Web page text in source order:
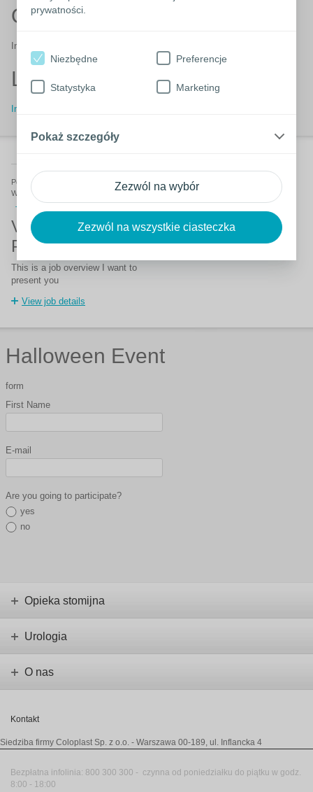
prywatności.
Zezwól na wybór
Zezwól na wszystkie ciasteczka
Niezbędne Preferencje
Statystyka Marketing
Pokaż szczegóły
Overskrift
Indhold
Lorem ipsum
Indhold
Poland, Szczecin
Wysłano
Termin składania aplikacji
Very Important
Position
This is a job overview I want to
present you
View job details
Halloween Special
Halloween Event
form
First Name
E-mail
Are you going to participate?
yes
no
Opieka stomijna
Urologia
O nas
Kontakt
Siedziba firmy Coloplast Sp. z o.o. - Warszawa 00-189, ul. Inflancka 4
Bezpłatna infolinia: 800 300 300 - czynna od poniedziałku do piątku w godz.
8:00 - 18:00